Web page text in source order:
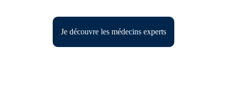
Je découvre les médecins experts